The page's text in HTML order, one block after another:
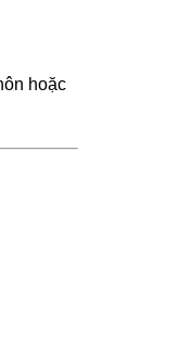
hoặc